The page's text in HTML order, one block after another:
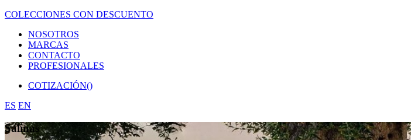
COLECCIONES CON DESCUENTO
NOSOTROS
MARCAS
CONTACTO
PROFESIONALES
COTIZACIÓN()
ES EN
Salinas